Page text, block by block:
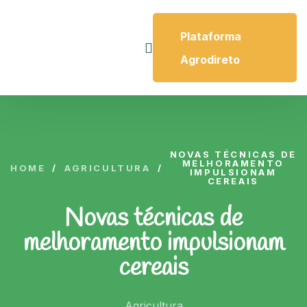
Plataforma
Agrodireto
HOME / AGRICULTURA /
NOVAS TÉCNICAS DE
MELHORAMENTO
IMPULSIONAM
CEREAIS
Novas técnicas de
melhoramento impulsionam
cereais